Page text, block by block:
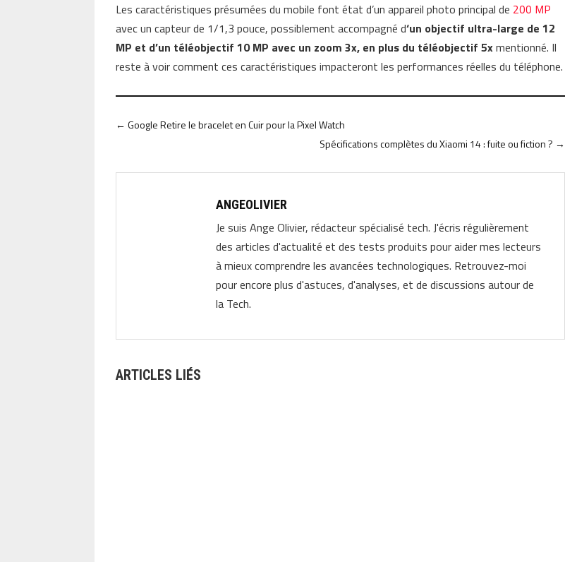
Les caractéristiques présumées du mobile font état d’un appareil photo principal de 200 MP
avec un capteur de 1/1,3 pouce, possiblement accompagné d‘un objectif ultra-large de 12
MP et d’un téléobjectif 10 MP avec un zoom 3x, en plus du téléobjectif 5xmentionné. Il
reste à voir comment ces caractéristiques impacteront les performances réelles du téléphone.
←Google Retire le bracelet en Cuir pour la Pixel Watch
Spécifications complètes du Xiaomi 14 : fuite ou fiction ? →
ANGEOLIVIER
Je suis Ange Olivier, rédacteur spécialisé tech. J'écris régulièrement
des articles d'actualité et des tests produits pour aider mes lecteurs
à mieux comprendre les avancées technologiques. Retrouvez-moi
pour encore plus d'astuces, d'analyses, et de discussions autour de
la Tech.
ARTICLES LIÉS